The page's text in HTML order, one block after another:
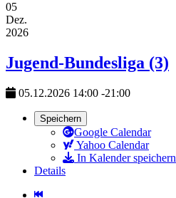
05
Dez.
2026
Jugend-Bundesliga (3)
05.12.2026 14:00 -21:00
Speichern
Google Calendar
Yahoo Calendar
In Kalender speichern
Details